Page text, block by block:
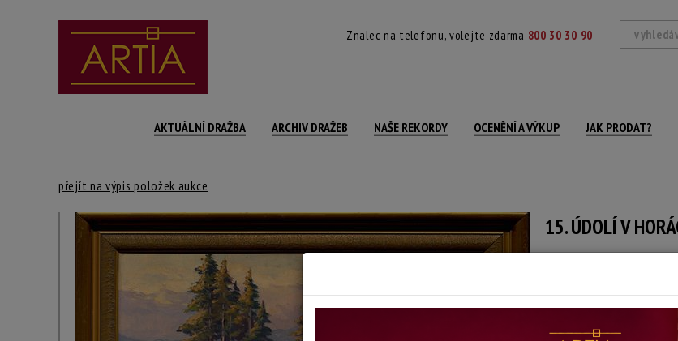
Znalec na telefonu, volejte zdarma 800 30 30 90
AKTUÁLNÍ DRAŽBA ARCHIV DRAŽEB NAŠE REKORDY OCENĚNÍ A VÝKUP JAK PRODAT?
přejít na výpis položek aukce
15. ÚDOLÍ V
signováno vlevo dole,
Technika: olej na překližce